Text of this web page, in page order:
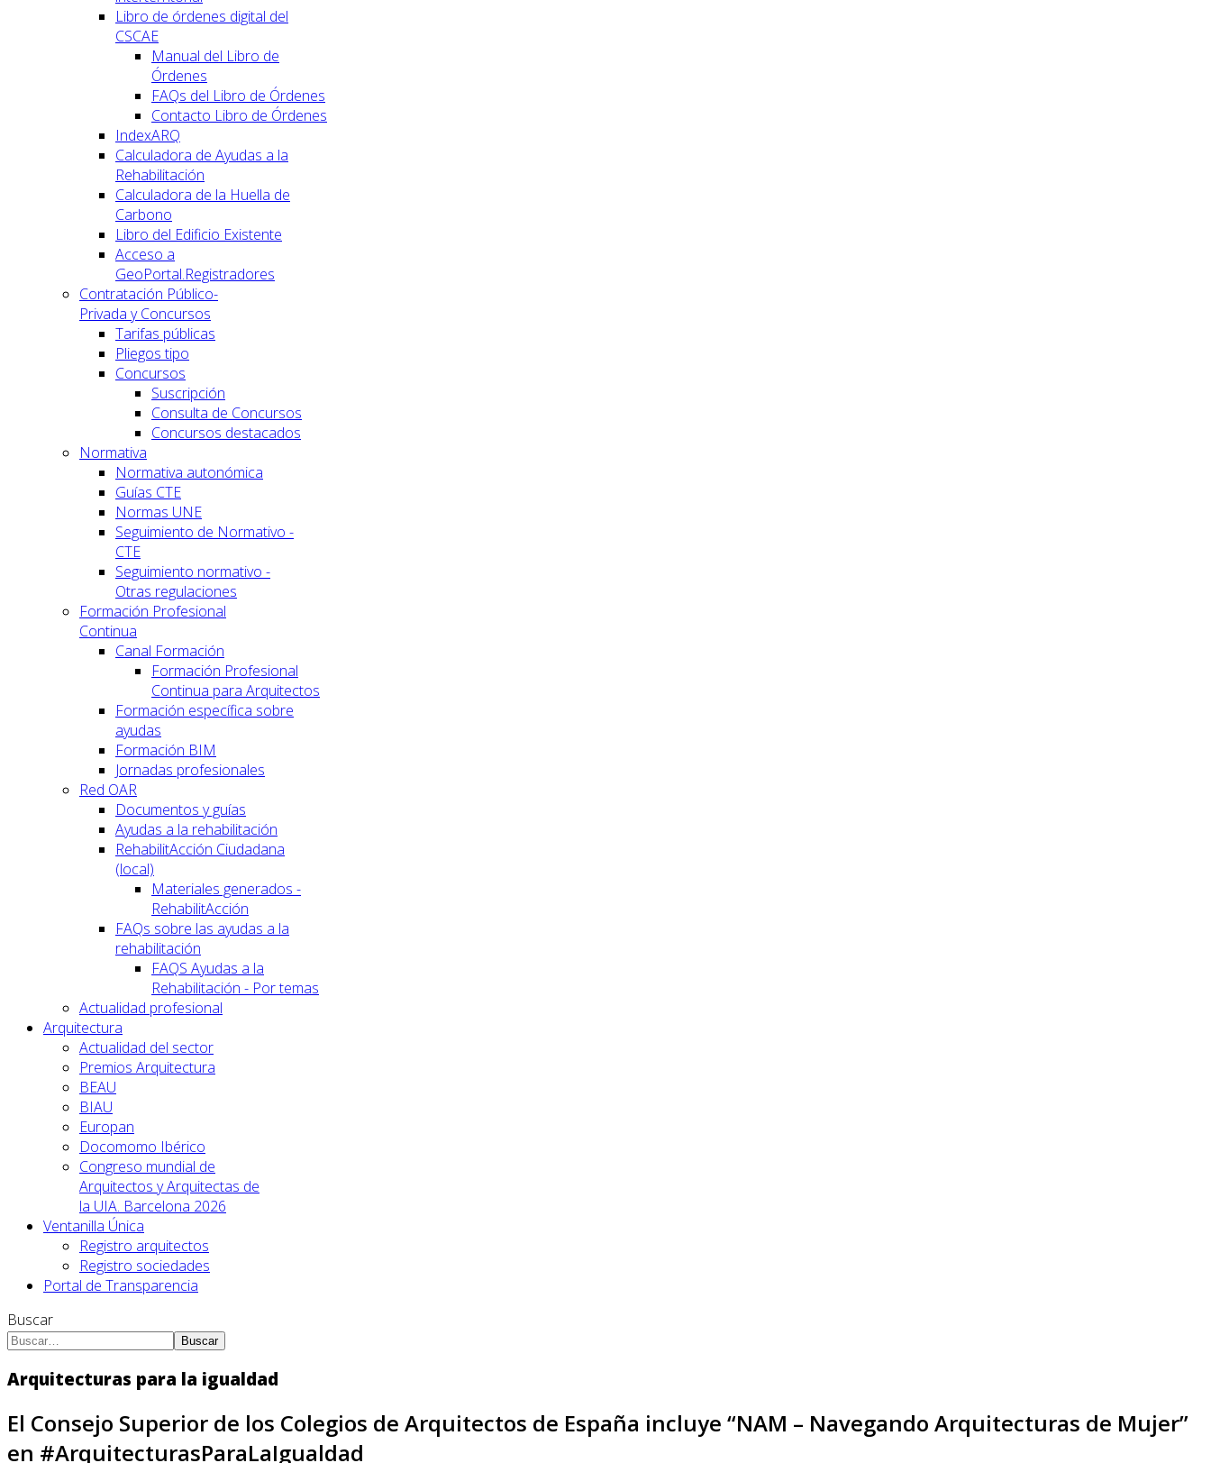
Libro de órdenes digital del
CSCAE
Manual del Libro de
Órdenes
FAQs del Libro de Órdenes
Contacto Libro de Órdenes
IndexARQ
Calculadora de Ayudas a la
Rehabilitación
Calculadora de la Huella de
Carbono
Libro del Edificio Existente
Acceso a
GeoPortal.Registradores
Contratación Público-
Privada y Concursos
Tarifas públicas
Pliegos tipo
Concursos
Suscripción
Consulta de Concursos
Concursos destacados
Normativa
Normativa autonómica
Guías CTE
Normas UNE
Seguimiento de Normativo -
CTE
Seguimiento normativo -
Otras regulaciones
Formación Profesional
Continua
Canal Formación
Formación Profesional
Continua para Arquitectos
Formación específica sobre
ayudas
Formación BIM
Jornadas profesionales
Red OAR
Documentos y guías
Ayudas a la rehabilitación
RehabilitAcción Ciudadana
(local)
Materiales generados -
RehabilitAcción
FAQs sobre las ayudas a la
rehabilitación
FAQS Ayudas a la
Rehabilitación - Por temas
Actualidad profesional
Arquitectura
Actualidad del sector
Premios Arquitectura
BEAU
BIAU
Europan
Docomomo Ibérico
Congreso mundial de
Arquitectos y Arquitectas de
la UIA. Barcelona 2026
Ventanilla Única
Registro arquitectos
Registro sociedades
Portal de Transparencia
Buscar
Buscar
Arquitecturas para la igualdad
El Consejo Superior de los Colegios de Arquitectos de España incluye “NAM – Navegando Arquitecturas de Mujer”
en #ArquitecturasParaLaIgualdad